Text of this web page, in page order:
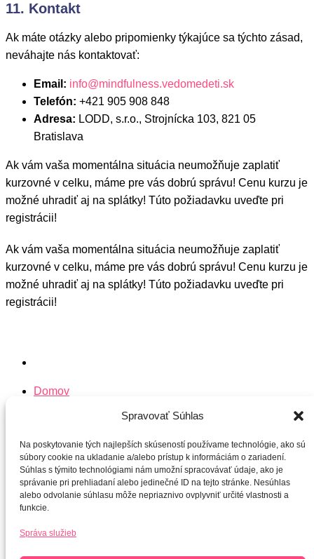
Spravovať Súhlas
Na poskytovanie tých najlepších skúseností používame technológie, ako sú
súbory cookie na ukladanie a/alebo prístup k informáciám o zariadení.
Súhlas s týmito technológiami nám umožní spracovávať údaje, ako je
správanie pri prehliadaní alebo jedinečné ID na tejto stránke. Nesúhlas
alebo odvolanie súhlasu môže nepriaznivo ovplyvniť určité vlastnosti a
funkcie.
Správa služieb
11. Kontakt
Ak máte otázky alebo pripomienky týkajúce sa týchto zásad,
neváhajte nás kontaktovať:
Email: info@mindfulness.vedomedeti.sk
Telefón: +421 905 908 848
Adresa: LODD, s.r.o., Strojnícka 103, 821 05
Bratislava
Ak vám vaša momentálna situácia neumožňuje zaplatiť
kurzovné v celku, máme pre vás dobrú správu! Cenu kurzu je
možné uhradiť aj na splátky! Túto požiadavku uveďte pri
registrácii!
Ak vám vaša momentálna situácia neumožňuje zaplatiť
kurzovné v celku, máme pre vás dobrú správu! Cenu kurzu je
možné uhradiť aj na splátky! Túto požiadavku uveďte pri
registrácii!
Domov
O lektorke
Kontakt
+421 905 908 848
zuzka@vedomedeti.sk
Kurzy Mindfulness pre deti a mládež zamerané na zvládanie
emócií, znižovanie stresu a posilnenie sebavedomia.